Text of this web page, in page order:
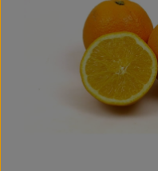
Unsere Hofkiste
Neues vom Hof